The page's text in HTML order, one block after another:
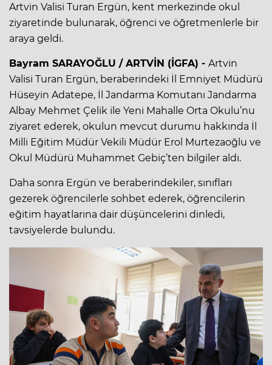
Artvin Valisi Turan Ergün, kent merkezinde okul
ziyaretinde bulunarak, öğrenci ve öğretmenlerle bir
araya geldi.
Bayram SARAYOĞLU / ARTVİN (İGFA) - Artvin
Valisi Turan Ergün, beraberindeki İl Emniyet Müdürü
Hüseyin Adatepe, İl Jandarma Komutanı Jandarma
Albay Mehmet Çelik ile Yeni Mahalle Orta Okulu’nu
ziyaret ederek, okulun mevcut durumu hakkında İl
Milli Eğitim Müdür Vekili Müdür Erol Murtezaoğlu ve
Okul Müdürü Muhammet Gebiç’ten bilgiler aldı.
Daha sonra Ergün ve beraberindekiler, sınıfları
gezerek öğrencilerle sohbet ederek, öğrencilerin
eğitim hayatlarına dair düşüncelerini dinledi,
tavsiyelerde bulundu.